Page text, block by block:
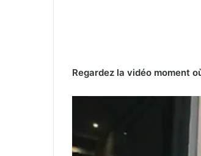
Regardez la vidéo moment